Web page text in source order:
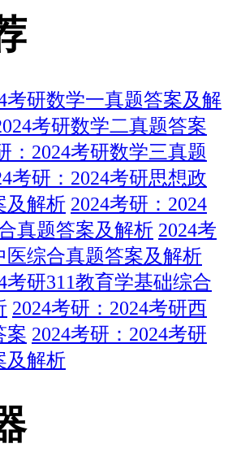
考研数学一真题答案及解
考研数学二真题答案
：2024考研数学三真题
考研：2024考研思想政
及解析 2024考研：2024
真题答案及解析 2024考
医综合真题答案及解析
考研311教育学基础综合
2024考研：2024考研西
案 2024考研：2024考研
及解析